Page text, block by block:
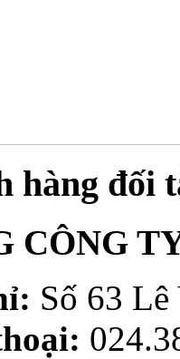
hàng đối
CÔNG
Số 63